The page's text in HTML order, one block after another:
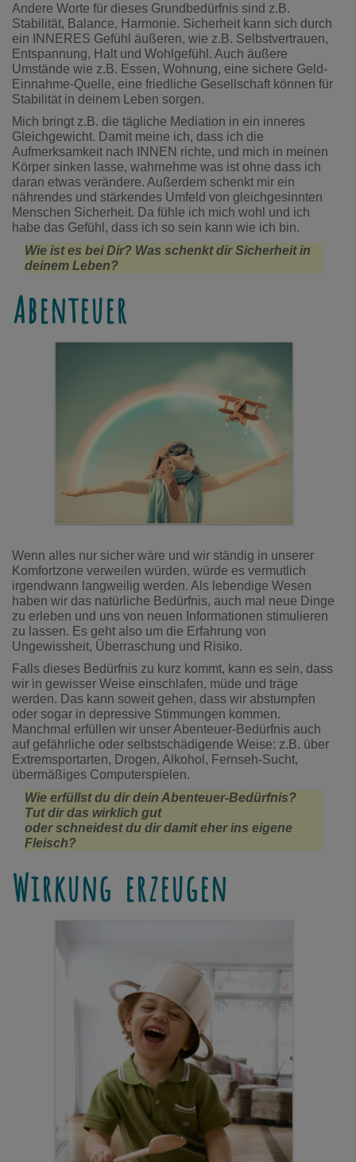
Andere Worte für dieses Grundbedürfnis sind z.B.
Stabilität, Balance, Harmonie. Sicherheit kann sich durch
ein INNERES Gefühl äußeren, wie z.B. Selbstvertrauen,
Entspannung, Halt und Wohlgefühl. Auch äußere
Umstände wie z.B. Essen, Wohnung, eine sichere Geld-
Einnahme-Quelle, eine friedliche Gesellschaft können für
Stabilität in deinem Leben sorgen.
Mich bringt z.B. die tägliche Mediation in ein inneres
Gleichgewicht. Damit meine ich, dass ich die
Aufmerksamkeit nach INNEN richte, und mich in meinen
Körper sinken lasse, wahrnehme was ist ohne dass ich
daran etwas verändere. Außerdem schenkt mir ein
nährendes und stärkendes Umfeld von gleichgesinnten
Menschen Sicherheit. Da fühle ich mich wohl und ich
habe das Gefühl, dass ich so sein kann wie ich bin.
Wie ist es bei Dir? Was schenkt dir Sicherheit in
deinem Leben?
Abenteuer
Wenn alles nur sicher wäre und wir ständig in unserer
Komfortzone verweilen würden, würde es vermutlich
irgendwann langweilig werden. Als lebendige Wesen
haben wir das natürliche Bedürfnis, auch mal neue Dinge
zu erleben und uns von neuen Informationen stimulieren
zu lassen. Es geht also um die Erfahrung von
Ungewissheit, Überraschung und Risiko.
Falls dieses Bedürfnis zu kurz kommt, kann es sein, dass
wir in gewisser Weise einschlafen, müde und träge
werden. Das kann soweit gehen, dass wir abstumpfen
oder sogar in depressive Stimmungen kommen.
Manchmal erfüllen wir unser Abenteuer-Bedürfnis auch
auf gefährliche oder selbstschädigende Weise: z.B. über
Extremsportarten, Drogen, Alkohol, Fernseh-Sucht,
übermäßiges Computerspielen.
Wie erfüllst du dir dein Abenteuer-Bedürfnis?
Tut dir das wirklich gut
oder schneidest du dir damit eher ins eigene
Fleisch?
Wirkung erzeugen